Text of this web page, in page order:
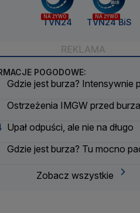
NA ŻYWO
TVN24
NA ŻYWO
TVN24 BiS
POGODOWE:
Gdzie jest burza? Intensywnie
Ostrzeżenia IMGW przed
Upał odpuści, ale nie na długo
Gdzie jest burza? Tu mocno
Zobacz wszystkie